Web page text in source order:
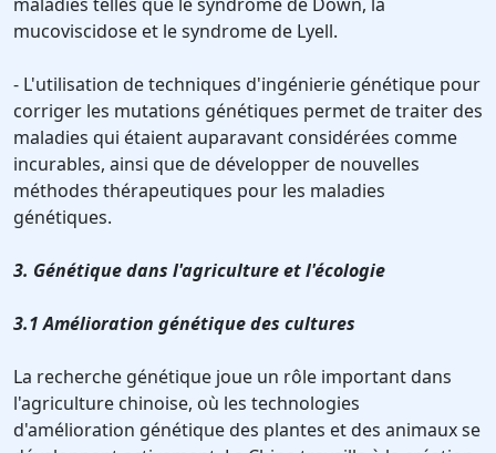
mucoviscidose et le syndrome de Lyell.
- L'utilisation de techniques d'ingénierie génétique pour
corriger les mutations génétiques permet de traiter des
maladies qui étaient auparavant considérées comme
incurables, ainsi que de développer de nouvelles
méthodes thérapeutiques pour les maladies
génétiques.
3. Génétique dans l'agriculture et l'écologie
3.1 Amélioration génétique des cultures
La recherche génétique joue un rôle important dans
l'agriculture chinoise, où les technologies
d'amélioration génétique des plantes et des animaux se